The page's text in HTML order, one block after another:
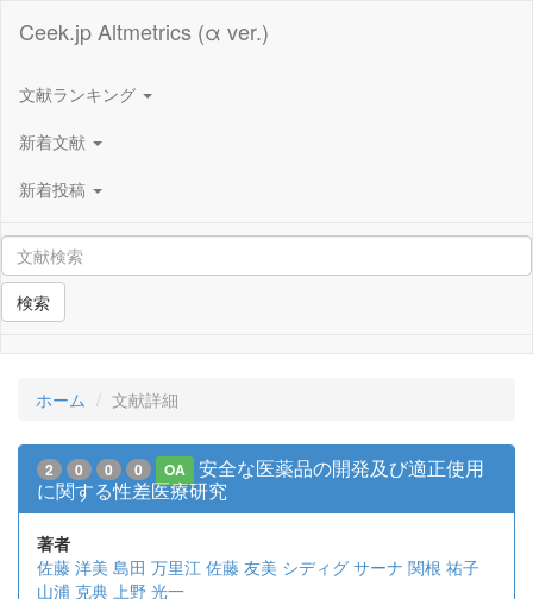
Ceek.jp Altmetrics (α ver.)
文献ランキング
新着文献
新着投稿
検索
ホーム 文献詳細
2 0 0 0 OA
安全な医薬品の開発及び適正使用
に関する性差医療研究
著者
佐藤 洋美 島田 万里江 佐藤 友美 シディグ サーナ 関根 祐子
山浦 克典 上野 光一